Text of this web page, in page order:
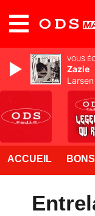
ACCUEIL
VOUS
Zazie
Larsen